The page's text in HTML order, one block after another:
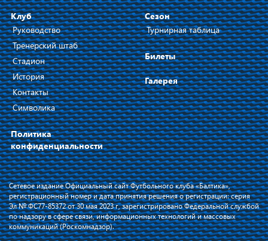
Клуб
Руководство
Тренерский штаб
Стадион
История
Контакты
Символика
Политика
конфиденциальности
Сезон
Турнирная таблица
Билеты
Галерея
Сетевое издание Официальный сайт Футбольного клуба «Балтика»,
регистрационный номер и дата принятия решения о регистрации: серия
Эл № ФС77-85372 от 30 мая 2023 г, зарегистрировано Федеральной службой
по надзору в сфере связи, информационных технологий и массовых
коммуникаций (Роскомнадзор).